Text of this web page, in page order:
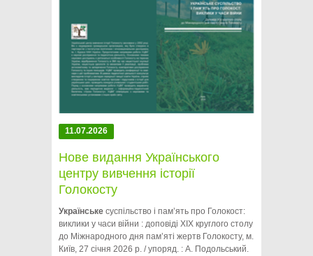
11.07.2026
Нове видання Українського
центру вивчення історії
Голокосту
Українське суспільство і пам’ять про Голокост:
виклики у часи війни : доповіді ХІХ круглого столу
до Міжнародного дня пам’яті жертв Голокосту, м.
Київ, 27 січня 2026 р. / упоряд. : А. Подольський.